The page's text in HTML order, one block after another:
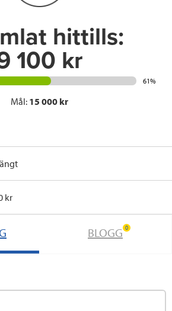
n
hittills:
100 kr
61%
Mål: 15 000 kr
kr
BLOGG 0